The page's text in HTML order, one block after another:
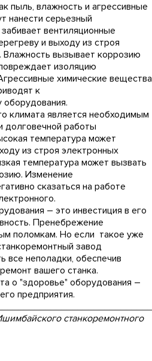
пыль, влажность и агрессивные
нанести серьезный
вентиляционные
и выходу из строя
Влажность вызывает коррозию
изоляцию
химические вещества
к
климата является необходимым
долговечной работы
температура может
из строя электронных
температура может вызвать
Изменение
сказаться на работе
– это инвестиция в его
Пренебрежение
поломкам. Но если такое уже
завод
все неполадки, обеспечив
вашего станка.
о "здоровье" оборудования –
предприятия.
станкоремонтного